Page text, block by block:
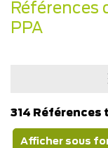
Références
PPA
314 Références
Afficher sous